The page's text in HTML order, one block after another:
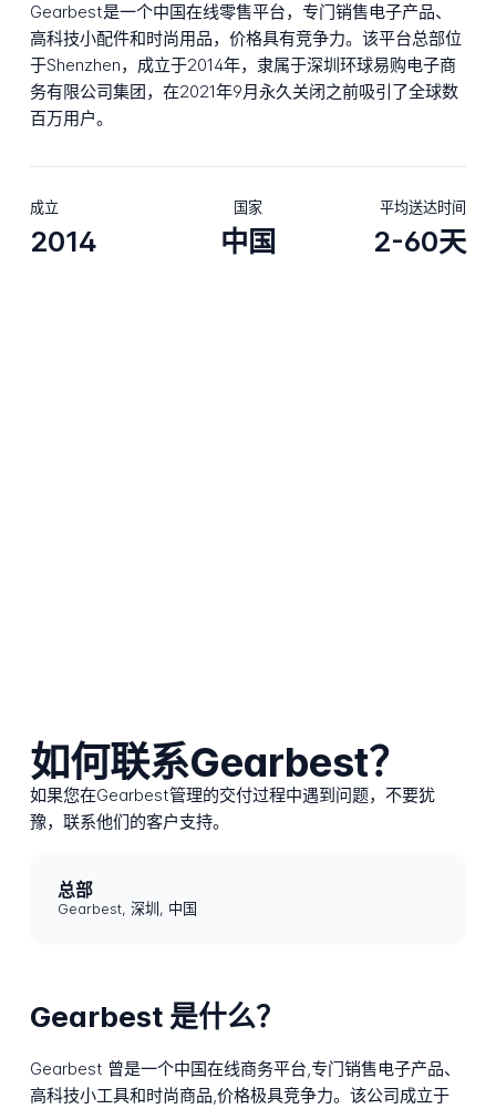
Gearbest是一个中国在线零售平台，专门销售电子产品、
高科技小配件和时尚用品，价格具有竞争力。该平台总部位
于Shenzhen，成立于2014年，隶属于深圳环球易购电子商
务有限公司集团，在2021年9月永久关闭之前吸引了全球数
百万用户。
成立
2014
国家
中国
平均送达时间
2-60天
如何联系Gearbest？
如果您在Gearbest管理的交付过程中遇到问题，不要犹
豫，联系他们的客户支持。
总部
Gearbest, 深圳, 中国
Gearbest 是什么？
Gearbest 曾是一个中国在线商务平台,专门销售电子产品、
高科技小工具和时尚商品,价格极具竞争力。该公司成立于